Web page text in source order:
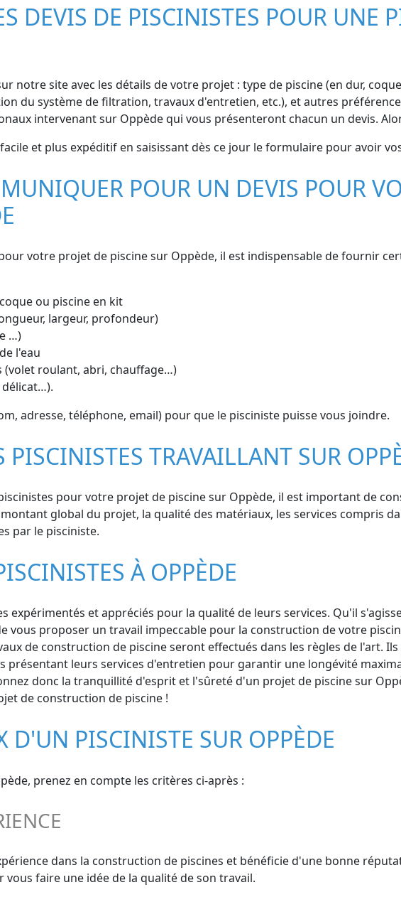
DEVIS DE PISCINISTES POUR UNE
notre site avec les détails de votre projet : type de piscine (en dur,
du système de filtration, travaux d'entretien, etc.), et autres
intervenant sur Oppède qui vous présenteront chacun un devis.
et plus expéditif en saisissant dès ce jour le formulaire pour avoir
POUR UN DEVIS POUR
votre projet de piscine sur Oppède, il est indispensable de fournir
ou piscine en kit
largeur, profondeur)
…)
l'eau
(volet roulant, abri, chauffage…)
adresse, téléphone, email) pour que le pisciniste puisse vous joindre.
PISCINISTES TRAVAILLANT SUR
pour votre projet de piscine sur Oppède, il est important de
global du projet, la qualité des matériaux, les services compris
par le pisciniste.
À OPPÈDE
expérimentés et appréciés pour la qualité de leurs services. Qu'il
vous proposer un travail impeccable pour la construction de votre
de construction de piscine seront effectués dans les règles de l'art.
présentant leurs services d'entretien pour garantir une longévité
donc la tranquillité d'esprit et l'sûreté d'un projet de piscine sur
de construction de piscine !
D'UN PISCINISTE SUR OPPÈDE
prenez en compte les critères ci-après :
dans la construction de piscines et bénéficie d'une bonne
vous faire une idée de la qualité de son travail.